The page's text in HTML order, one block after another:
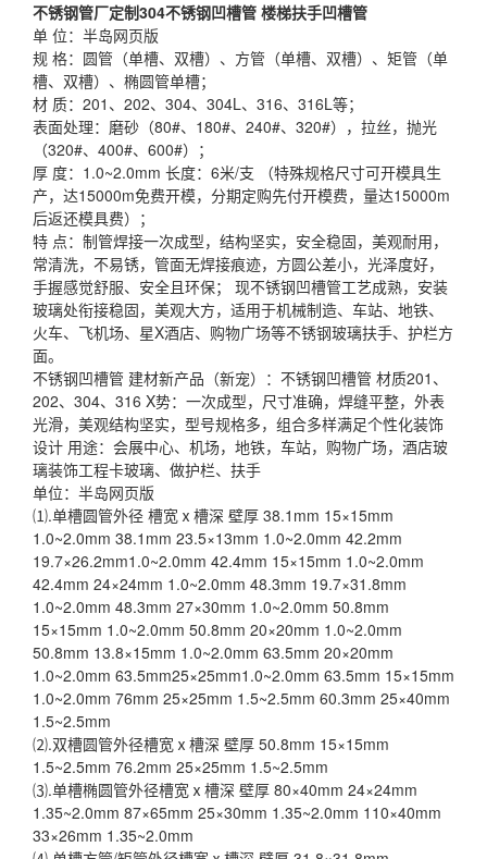
不锈钢管厂定制304不锈钢凹槽管 楼梯扶手凹槽管
单 位：半岛网页版
规 格：圆管（单槽、双槽）、方管（单槽、双槽）、矩管（单
槽、双槽）、椭圆管单槽；
材 质：201、202、304、304L、316、316L等；
表面处理：磨砂（80#、180#、240#、320#），拉丝，抛光
（320#、400#、600#）；
厚 度：1.0~2.0mm 长度：6米/支 （特殊规格尺寸可开模具生
产，达15000m免费开模，分期定购先付开模费，量达15000m
后返还模具费）；
特 点：制管焊接一次成型，结构坚实，安全稳固，美观耐用，
常清洗，不易锈，管面无焊接痕迹，方圆公差小，光泽度好，
手握感觉舒服、安全且环保； 现不锈钢凹槽管工艺成熟，安装
玻璃处衔接稳固，美观大方，适用于机械制造、车站、地铁、
火车、飞机场、星X酒店、购物广场等不锈钢玻璃扶手、护栏方
面。
不锈钢凹槽管 建材新产品（新宠）：不锈钢凹槽管 材质201、
202、304、316 X势：一次成型，尺寸准确，焊缝平整，外表
光滑，美观结构坚实，型号规格多，组合多样满足个性化装饰
设计 用途：会展中心、机场，地铁，车站，购物广场，酒店玻
璃装饰工程卡玻璃、做护栏、扶手
单位：半岛网页版
⑴.单槽圆管外径 槽宽ⅹ槽深 壁厚 38.1mm 15×15mm
1.0~2.0mm 38.1mm 23.5×13mm 1.0~2.0mm 42.2mm
19.7×26.2mm1.0~2.0mm 42.4mm 15×15mm 1.0~2.0mm
42.4mm 24×24mm 1.0~2.0mm 48.3mm 19.7×31.8mm
1.0~2.0mm 48.3mm 27×30mm 1.0~2.0mm 50.8mm
15×15mm 1.0~2.0mm 50.8mm 20×20mm 1.0~2.0mm
50.8mm 13.8×15mm 1.0~2.0mm 63.5mm 20×20mm
1.0~2.0mm 63.5mm25×25mm1.0~2.0mm 63.5mm 15×15mm
1.0~2.0mm 76mm 25×25mm 1.5~2.5mm 60.3mm 25×40mm
1.5~2.5mm
⑵.双槽圆管外径槽宽ⅹ槽深 壁厚 50.8mm 15×15mm
1.5~2.5mm 76.2mm 25×25mm 1.5~2.5mm
⑶.单槽椭圆管外径槽宽ⅹ槽深 壁厚 80×40mm 24×24mm
1.35~2.0mm 87×65mm 25×30mm 1.35~2.0mm 110×40mm
33×26mm 1.35~2.0mm